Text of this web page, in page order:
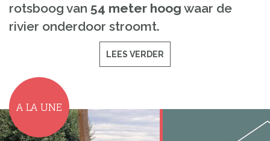
rotsboog van 54 meter hoog waar de
rivier onderdoor stroomt.
LEES VERDER
A LA UNE